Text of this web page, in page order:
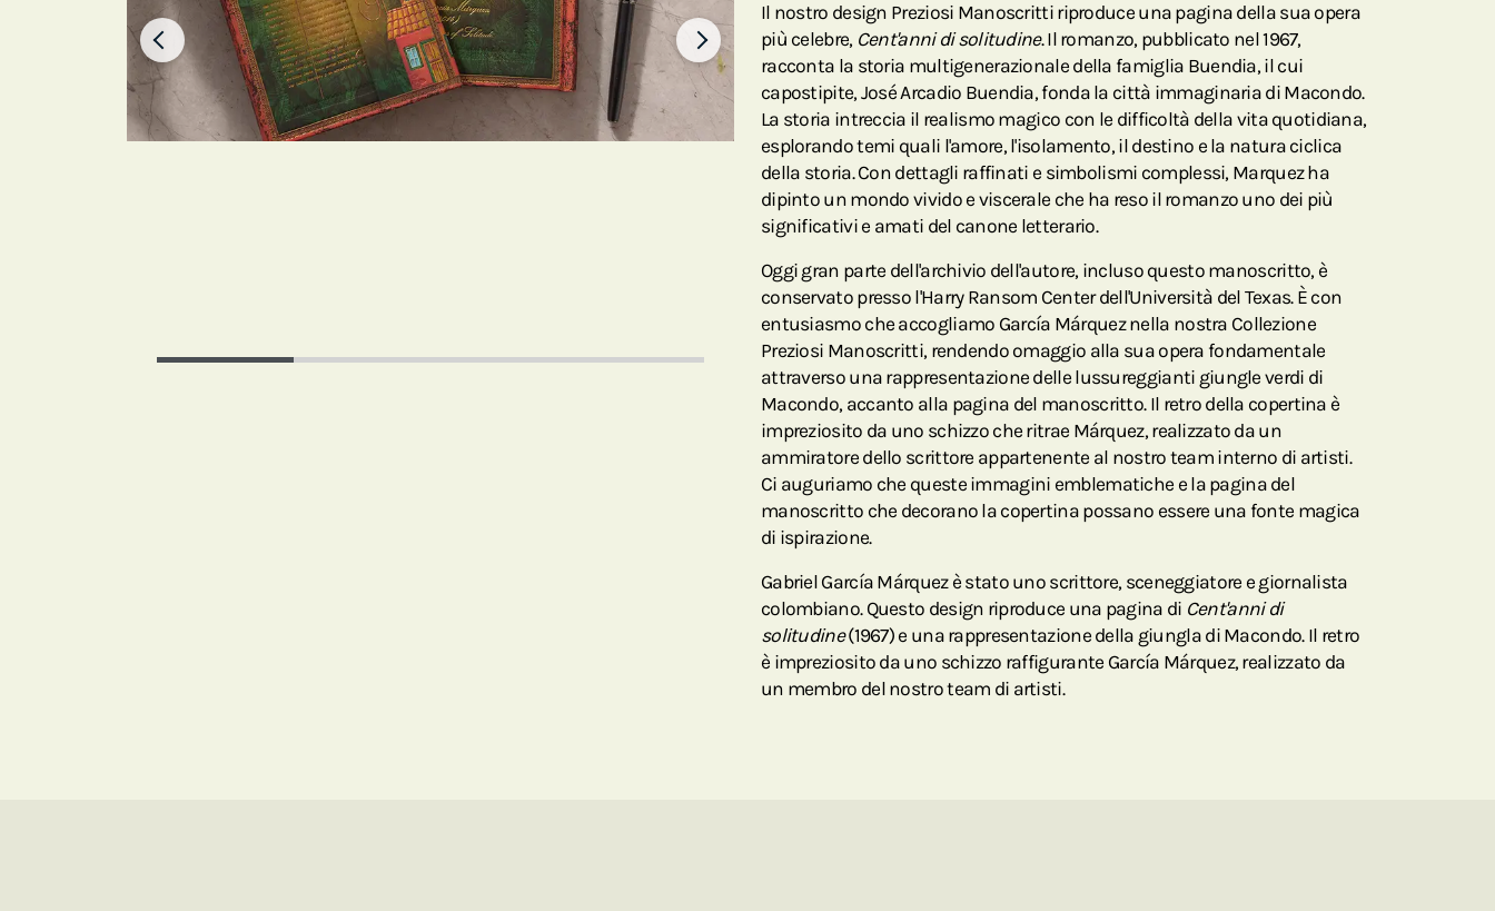
Il nostro design Preziosi Manoscritti riproduce una pagina della sua opera
più celebre, Cent'anni di solitudine. Il romanzo, pubblicato nel 1967,
racconta la storia multigenerazionale della famiglia Buendia, il cui
capostipite, José Arcadio Buendia, fonda la città immaginaria di Macondo.
La storia intreccia il realismo magico con le difficoltà della vita quotidiana,
esplorando temi quali l'amore, l'isolamento, il destino e la natura ciclica
della storia. Con dettagli raffinati e simbolismi complessi, Marquez ha
dipinto un mondo vivido e viscerale che ha reso il romanzo uno dei più
significativi e amati del canone letterario.
Oggi gran parte dell'archivio dell'autore, incluso questo manoscritto, è
conservato presso l'Harry Ransom Center dell'Università del Texas. È con
entusiasmo che accogliamo García Márquez nella nostra Collezione
Preziosi Manoscritti, rendendo omaggio alla sua opera fondamentale
attraverso una rappresentazione delle lussureggianti giungle verdi di
Macondo, accanto alla pagina del manoscritto. Il retro della copertina è
impreziosito da uno schizzo che ritrae Márquez, realizzato da un
ammiratore dello scrittore appartenente al nostro team interno di artisti.
Ci auguriamo che queste immagini emblematiche e la pagina del
manoscritto che decorano la copertina possano essere una fonte magica
di ispirazione.
Gabriel García Márquez è stato uno scrittore, sceneggiatore e giornalista
colombiano. Questo design riproduce una pagina di Cent'anni di
solitudine(1967) e una rappresentazione della giungla di Macondo. Il retro
è impreziosito da uno schizzo raffigurante García Márquez, realizzato da
un membro del nostro team di artisti.